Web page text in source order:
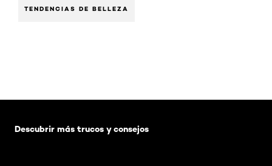
TENDENCIAS DE BELLEZA
Descubrir más trucos y consejos